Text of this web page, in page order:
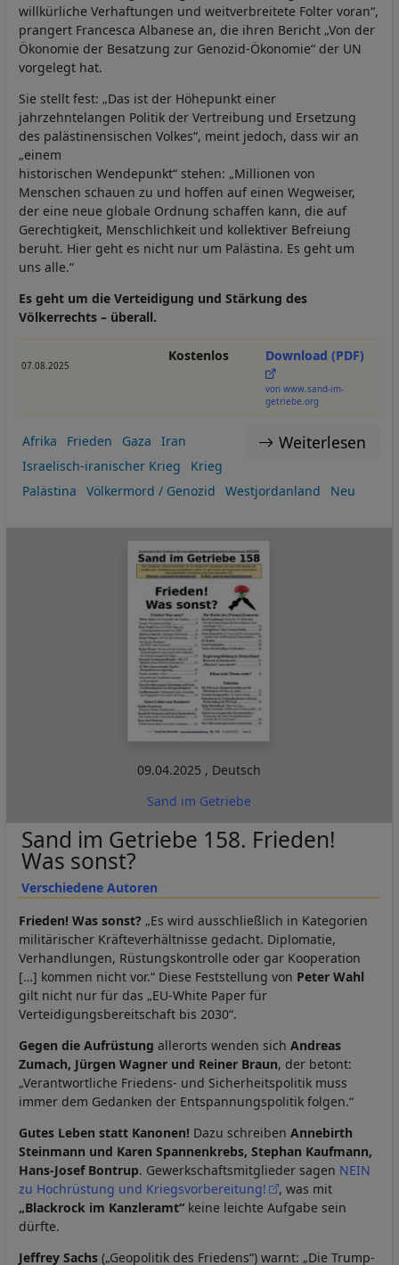
willkürliche Verhaftungen und weitverbreitete Folter voran“,
prangert Francesca Albanese an, die ihren Bericht „Von der
Ökonomie der Besatzung zur Genozid-Ökonomie“ der UN
vorgelegt hat.
Sie stellt fest: „Das ist der Höhepunkt einer
jahrzehntelangen Politik der Vertreibung und Ersetzung
des palästinensischen Volkes“, meint jedoch, dass wir an
„einem
historischen Wendepunkt“ stehen: „Millionen von
Menschen schauen zu und hoffen auf einen Wegweiser,
der eine neue globale Ordnung schaffen kann, die auf
Gerechtigkeit, Menschlichkeit und kollektiver Befreiung
beruht. Hier geht es nicht nur um Palästina. Es geht um
uns alle.“
Es geht um die Verteidigung und Stärkung des
Völkerrechts – überall.
07.08.2025
Kostenlos Download (PDF)
von www.sand-im-
getriebe.org
Weiterlesen
Afrika Frieden Gaza
Iran
Israelisch-iranischer Krieg
Krieg
Palästina
Völkermord / Genozid Westjordanland Neu
09.04.2025 , Deutsch
Sand im Getriebe
Verschiedene Autoren
Sand im Getriebe 158. Frieden!
Was sonst?
Frieden! Was sonst? „Es wird ausschließlich in Kategorien
militärischer Kräfteverhältnisse gedacht. Diplomatie,
Verhandlungen, Rüstungskontrolle oder gar Kooperation
[…] kommen nicht vor.“ Diese Feststellung von Peter Wahl
gilt nicht nur für das „EU-White Paper für
Verteidigungsbereitschaft bis 2030“.
Gegen die Aufrüstung allerorts wenden sich Andreas
Zumach, Jürgen Wagner und Reiner Braun, der betont:
„Verantwortliche Friedens- und Sicherheitspolitik muss
immer dem Gedanken der Entspannungspolitik folgen.“
Gutes Leben statt Kanonen! Dazu schreiben Annebirth
Steinmann und Karen Spannenkrebs, Stephan Kaufmann,
Hans-Josef Bontrup. Gewerkschaftsmitglieder sagen NEIN
zu Hochrüstung und Kriegsvorbereitung!
, was mit
„Blackrock im Kanzleramt“ keine leichte Aufgabe sein
dürfte.
Jeffrey Sachs („Geopolitik des Friedens“) warnt: „Die Trump-
Cookies